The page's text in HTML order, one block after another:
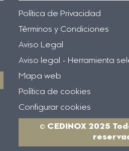
Política de Privacidad
Términos y Condiciones
Aviso Legal
Aviso legal - Herramienta
Mapa web
Política de cookies
Configurar cookies
© CEDINOX 2025